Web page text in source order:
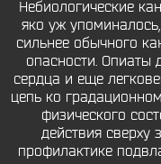
Небиологические
яко уж
сильнее обычного
опасности. Опиаты
сердца и еще
цепь ко
физического
действия
профилактике